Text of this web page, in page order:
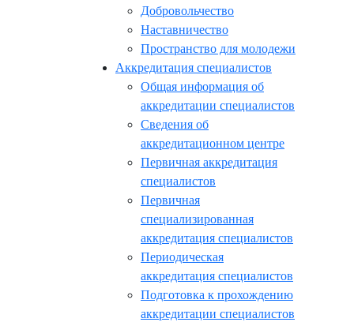
Добровольчество
Наставничество
Пространство для молодежи
Аккредитация специалистов
Общая информация об
аккредитации специалистов
Сведения об
аккредитационном центре
Первичная аккредитация
специалистов
Первичная
специализированная
аккредитация специалистов
Периодическая
аккредитация специалистов
Подготовка к прохождению
аккредитации специалистов